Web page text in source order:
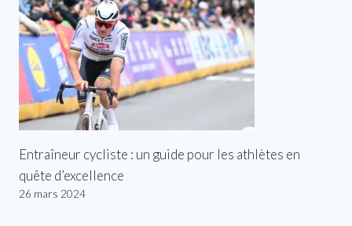
Entraîneur cycliste : un guide pour les athlètes en
quête d’excellence
26 mars 2024